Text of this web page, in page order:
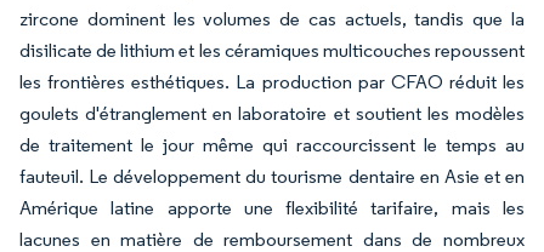
zircone dominent les volumes de cas actuels, tandis que la
disilicate de lithium et les céramiques multicouches repoussent
les frontières esthétiques. La production par CFAO réduit les
goulets d'étranglement en laboratoire et soutient les modèles
de traitement le jour même qui raccourcissent le temps au
fauteuil. Le développement du tourisme dentaire en Asie et en
Amérique latine apporte une flexibilité tarifaire, mais les
lacunes en matière de remboursement dans de nombreux